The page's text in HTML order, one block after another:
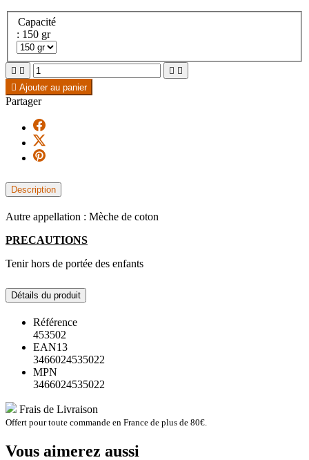
Capacité
: 150 gr
   
 Ajouter au panier
Partager
Description
Autre appellation : Mèche de coton
PRECAUTIONS
Tenir hors de portée des enfants
Détails du produit
Référence
453502
EAN13
3466024535022
MPN
3466024535022
Frais de Livraison
Offert pour toute commande en France de plus de 80€.
Vous aimerez aussi